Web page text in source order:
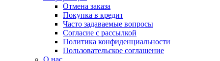
Отмена заказа
Покупка в кредит
Часто задаваемые вопросы
Согласие с рассылкой
Политика конфиденциальности
Пользовательское соглашение
О нас